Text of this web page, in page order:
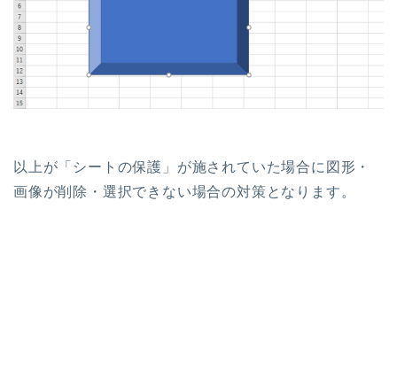
以上が「シートの保護」が施されていた場合に図形・
画像が削除・選択できない場合の対策となります。